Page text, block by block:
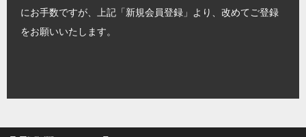
にお手数ですが、上記「新規会員登録」より、改めてご登録
をお願いいたします。